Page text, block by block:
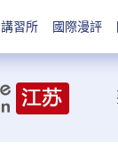
講習所 國際漫評